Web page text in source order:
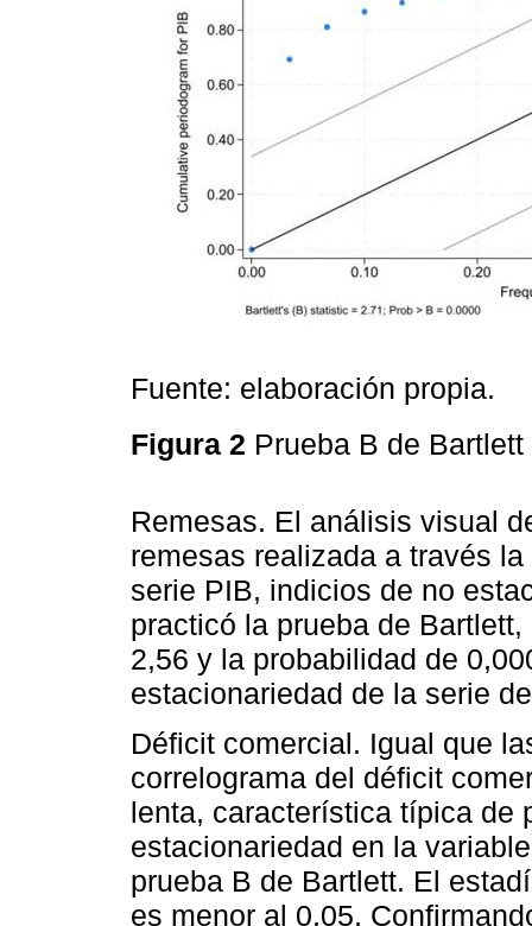
Fuente: elaboración propia.
Figura 2 Prueba B de
Remesas. El análisis visual
remesas realizada a través la
serie PIB, indicios de no
practicó la prueba de
2,56 y la probabilidad de
estacionariedad de la serie
Déficit comercial. Igual que
correlograma del déficit
lenta, característica típica de
estacionariedad en la
prueba B de Bartlett. El
es menor al 0,05.